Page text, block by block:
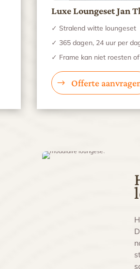
Luxe Loungeset Jan
✓ Stralend witte loungeset
✓ 365 dagen, 24 uur per
✓ Frame kan niet roesten
Offerte